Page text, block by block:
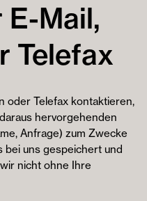
Mail,
Telefax
oder Telefax kontaktieren,
hervorgehenden
Anfrage) zum Zwecke
bei uns gespeichert und
nicht ohne Ihre